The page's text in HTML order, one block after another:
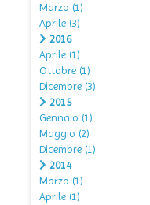
Marzo (1)
Aprile (3)
2016
Aprile (1)
Ottobre (1)
Dicembre (3)
2015
Gennaio (1)
Maggio (2)
Dicembre (1)
2014
Marzo (1)
Aprile (1)